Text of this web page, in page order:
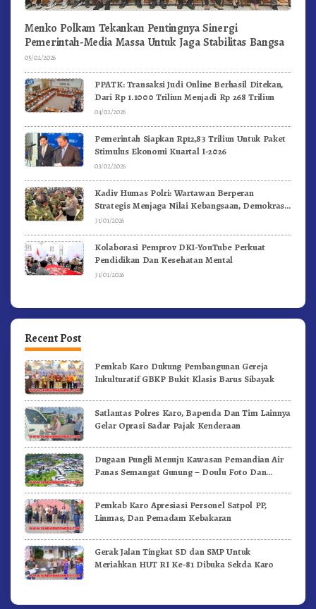
Menko Polkam Tekankan Pentingnya Sinergi
Pemerintah-Media Massa Untuk Jaga Stabilitas Bangsa
05/02/2026
PPATK: Transaksi Judi Online Berhasil Ditekan,
Dari Rp 1.1000 Triliun Menjadi Rp 268 Triliun
04/02/2026
Pemerintah Siapkan Rp12,83 Triliun Untuk Paket
Stimulus Ekonomi Kuartal I-2026
03/02/2026
Kadiv Humas Polri: Wartawan Berperan
Strategis Menjaga Nilai Kebangsaan, Demokrasi,
dan NKRI
31/01/2026
Kolaborasi Pemprov DKI-YouTube Perkuat
Pendidikan Dan Kesehatan Mental
31/01/2026
Recent Post
Pemkab Karo Dukung Pembangunan Gereja
Inkulturatif GBKP Bukit Klasis Barus Sibayak
Satlantas Polres Karo, Bapenda Dan Tim Lainnya
Gelar Oprasi Sadar Pajak Kenderaan
Dugaan Pungli Menuju Kawasan Pemandian Air
Panas Semangat Gunung – Doulu Foto Dan
Pemkab Karo Apresiasi Personel Satpol PP,
Linmas, Dan Pemadam Kebakaran
Gerak Jalan Tingkat SD dan SMP Untuk
Meriahkan HUT RI Ke-81 Dibuka Sekda Karo